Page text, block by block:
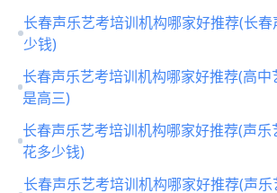
长春声乐艺考培训机构哪家好推荐(长
少钱)
长春声乐艺考培训机构哪家好推荐(高
是高三)
长春声乐艺考培训机构哪家好推荐(声
花多少钱)
长春声乐艺考培训机构哪家好推荐(声